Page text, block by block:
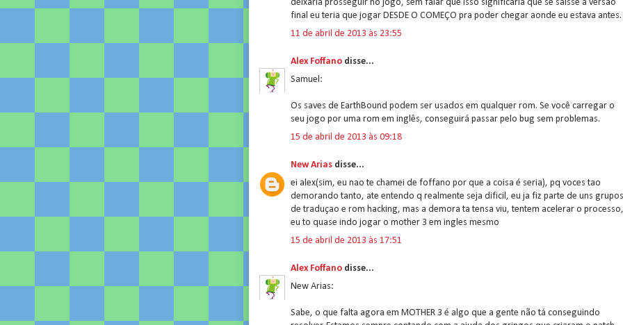
deixaria prosseguir no jogo, sem falar que isso significaria que se saísse a versão
final eu teria que jogar DESDE O COMEÇO pra poder chegar aonde eu estava antes.
11 de abril de 2013 às 23:55
Alex Foffano disse...
Samuel:
Os saves de EarthBound podem ser usados em qualquer rom. Se você carregar o
seu jogo por uma rom em inglês, conseguirá passar pelo bug sem problemas.
15 de abril de 2013 às 09:18
New Arias disse...
ei alex(sim, eu nao te chamei de foffano por que a coisa é seria), pq voces tao
demorando tanto, ate entendo q realmente seja dificil, eu ja fiz parte de uns grupos
de traduçao e rom hacking, mas a demora ta tensa viu, tentem acelerar o processo,
eu to quase indo jogar o mother 3 em ingles mesmo
15 de abril de 2013 às 17:51
Alex Foffano disse...
New Arias:
Sabe, o que falta agora em MOTHER 3 é algo que a gente não tá conseguindo